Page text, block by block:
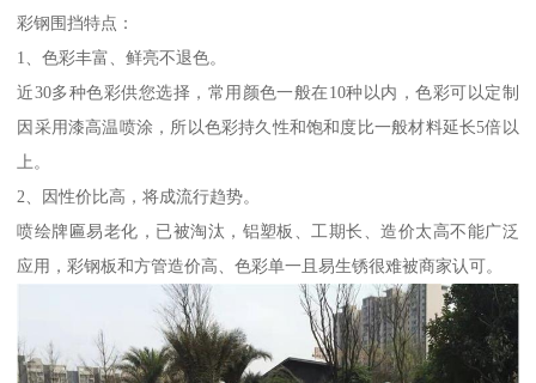
彩钢围挡特点：
1、色彩丰富、鲜亮不退色。
近30多种色彩供您选择，常用颜色一般在10种以内，色彩可以定制
因采用漆高温喷涂，所以色彩持久性和饱和度比一般材料延长5倍以
上。
2、因性价比高，将成流行趋势。
喷绘牌匾易老化，已被淘汰，铝塑板、工期长、造价太高不能广泛
应用，彩钢板和方管造价高、色彩单一且易生锈很难被商家认可。